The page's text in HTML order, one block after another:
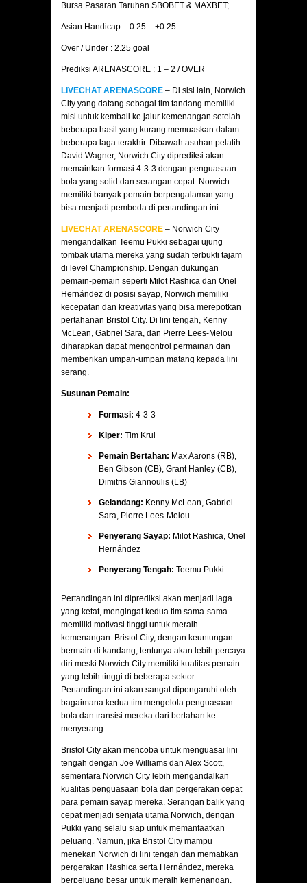
Bursa Pasaran Taruhan SBOBET & MAXBET;
Asian Handicap : -0.25 – +0.25
Over / Under : 2.25 goal
Prediksi ARENASCORE : 1 – 2 / OVER
LIVECHAT ARENASCORE – Di sisi lain, Norwich
City yang datang sebagai tim tandang memiliki
misi untuk kembali ke jalur kemenangan setelah
beberapa hasil yang kurang memuaskan dalam
beberapa laga terakhir. Dibawah asuhan pelatih
David Wagner, Norwich City diprediksi akan
memainkan formasi 4-3-3 dengan penguasaan
bola yang solid dan serangan cepat. Norwich
memiliki banyak pemain berpengalaman yang
bisa menjadi pembeda di pertandingan ini.
LIVECHAT ARENASCORE – Norwich City
mengandalkan Teemu Pukki sebagai ujung
tombak utama mereka yang sudah terbukti tajam
di level Championship. Dengan dukungan
pemain-pemain seperti Milot Rashica dan Onel
Hernández di posisi sayap, Norwich memiliki
kecepatan dan kreativitas yang bisa merepotkan
pertahanan Bristol City. Di lini tengah, Kenny
McLean, Gabriel Sara, dan Pierre Lees-Melou
diharapkan dapat mengontrol permainan dan
memberikan umpan-umpan matang kepada lini
serang.
Susunan Pemain:
Formasi: 4-3-3
Kiper: Tim Krul
Pemain Bertahan: Max Aarons (RB),
Ben Gibson (CB), Grant Hanley (CB),
Dimitris Giannoulis (LB)
Gelandang: Kenny McLean, Gabriel
Sara, Pierre Lees-Melou
Penyerang Sayap: Milot Rashica, Onel
Hernández
Penyerang Tengah: Teemu Pukki
Pertandingan ini diprediksi akan menjadi laga
yang ketat, mengingat kedua tim sama-sama
memiliki motivasi tinggi untuk meraih
kemenangan. Bristol City, dengan keuntungan
bermain di kandang, tentunya akan lebih percaya
diri meski Norwich City memiliki kualitas pemain
yang lebih tinggi di beberapa sektor.
Pertandingan ini akan sangat dipengaruhi oleh
bagaimana kedua tim mengelola penguasaan
bola dan transisi mereka dari bertahan ke
menyerang.
Bristol City akan mencoba untuk menguasai lini
tengah dengan Joe Williams dan Alex Scott,
sementara Norwich City lebih mengandalkan
kualitas penguasaan bola dan pergerakan cepat
para pemain sayap mereka. Serangan balik yang
cepat menjadi senjata utama Norwich, dengan
Pukki yang selalu siap untuk memanfaatkan
peluang. Namun, jika Bristol City mampu
menekan Norwich di lini tengah dan mematikan
pergerakan Rashica serta Hernández, mereka
berpeluang besar untuk meraih kemenangan.